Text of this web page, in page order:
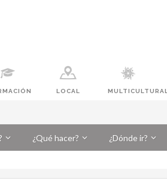
LOCAL MULTICULTURAL
¿Qué hacer? ¿Dónde ir?